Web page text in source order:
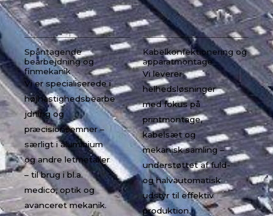
Spåntagende
bearbejdning og
finmekanik
Vi er specialiserede i
højhastighedsbearbe
jdning og
præcisionsemner –
særligt i aluminium
og andre letmetaller
– til brug i bl.a.
medico, optik og
avanceret mekanik.
Kabelkonfektionering og
apparatmontage
Vi leverer
helhedsløsninger
med fokus på
printmontage,
kabelsæt og
mekanisk samling –
understøttet af fuld-
og halvautomatisk
udstyr til effektiv
produktion.